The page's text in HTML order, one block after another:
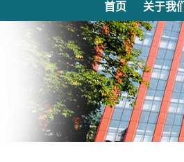
首页 关于我们